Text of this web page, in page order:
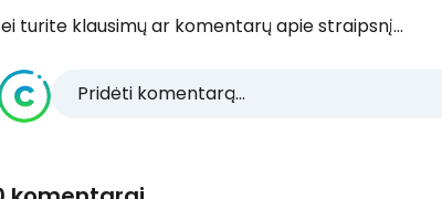
turite klausimų ar komentarų apie straipsnį...
Pridėti komentarą...